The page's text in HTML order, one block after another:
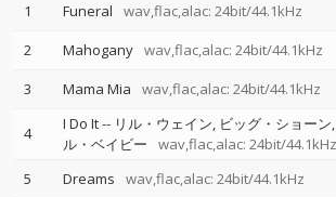
1 Funeral wav,flac,alac: 24bit/44.1kHz
2
Mahogany wav,flac,alac: 24bit/44.1kHz
3
Mama Mia wav,flac,alac: 24bit/44.1kHz
4 I Do It-- リル・ウェイン ビッグ・ショーン
ル・ベイビー
wav,flac,alac: 24bit/44.1kHz
5 Dreams wav,flac,alac: 24bit/44.1kHz